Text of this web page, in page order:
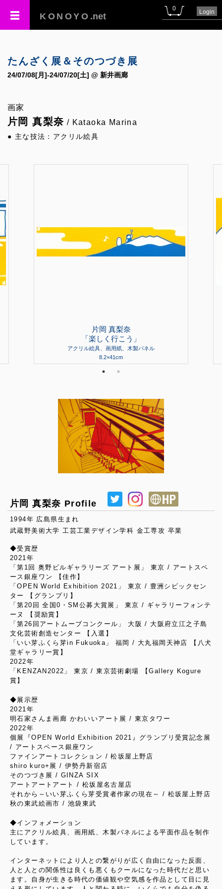
KONOYO .net
0 Login
たんざく展＆そのつづき展
24/07/08[月]-24/07/20[土] @ 新井画廊
画家
片岡 真梨奈 / Kataoka Marina
● 主な技法：アクリル絵具
片岡 真梨奈
「楽しく行こう」
アクリル絵具、画用紙、木製パネル
8.2×41cm
片岡 真梨奈 Profile
1994年 広島県生まれ
武蔵野美術大学 工芸工業デザイン学科 金工専攻 卒業
◆受賞歴
2021年
「第1回 奥野ビルギャラリーズ アート展」 東京 / アートスペ
ース銀座ワン 【佳作】
「OPEN World Exhibition 2021」 東京 / 豊洲シビックセン
ター 【グランプリ】
「第20回 全国0・SM公募大賞展」 東京 / ギャラリーフォンテ
ーヌ 【奨励賞】
「第26回アートムーブコンクール」 大阪 / 大阪府立江之子島
文化芸術創造センター 【入選】
「いい芽ふくら芽in Fukuoka」 福岡 / 大丸福岡天神店 【八犬
堂ギャラリー賞】
2022年
「KENZAN2022」 東京 / 東京芸術劇場 【Gallery Kogure
賞】
◆展示歴
2021年
明石家さんま画廊 かわいいアート展 / 東京タワー
2022年
個展『OPEN World Exhibition 2021』グランプリ受賞記念展
/ アートスペース銀座ワン
ファインアートコレクション / 松坂屋上野店
shiro kuro+展 / 伊勢丹新宿店
そのつづき展 / GINZA SIX
アートアートアート / 松坂屋名古屋店
それから～いい芽ふくら芽受賞者作家の現在～ / 松坂屋上野店
秋の東武絵画市 / 池袋東武
◆インフォメーション
主にアクリル絵具、画用紙、木製パネルによる平面作品を制作
しています。
インターネットにより人との繋がりが広く自由になった反面、
人と人との関係性は良くも悪くもクールになった時代だと思い
ます。自身が生きる時代の価値観や空気感を作品として目に見